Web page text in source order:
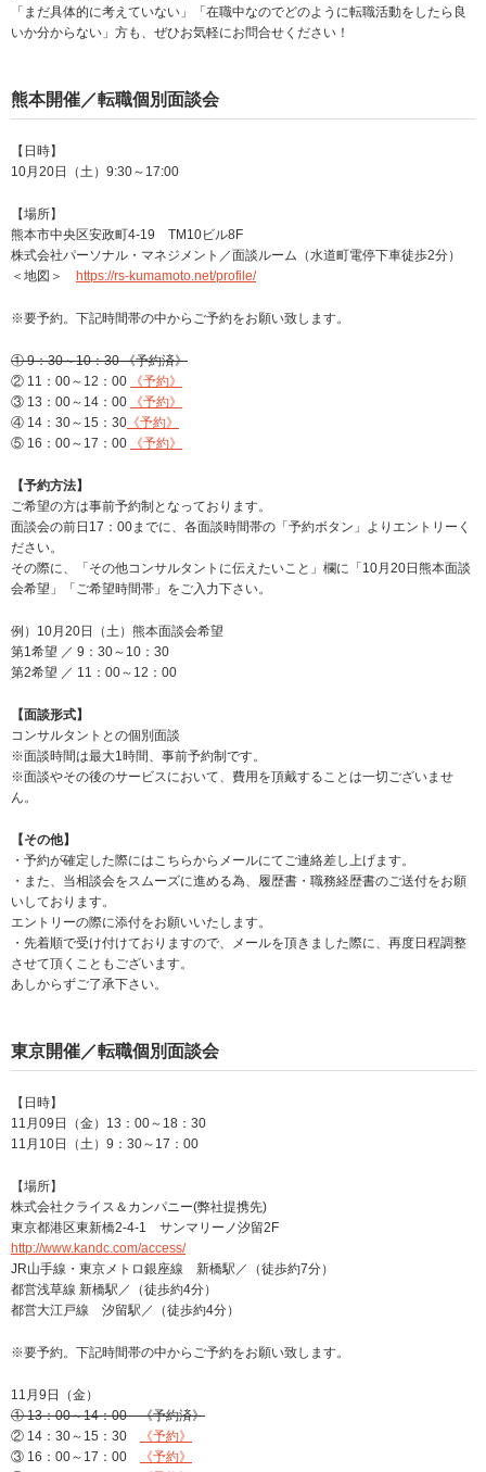
「まだ具体的に考えていない」「在職中なのでどのように転職活動をしたら良
いか分からない」方も、ぜひお気軽にお問合せください！
熊本開催／転職個別面談会
【日時】
10月20日（土）9:30～17:00
【場所】
熊本市中央区安政町4-19 TM10ビル8F
株式会社パーソナル・マネジメント／面談ルーム（水道町電停下車徒歩2分）
＜地図＞
https://rs-kumamoto.net/profile/
※要予約。下記時間帯の中からご予約をお願い致します。
① 9：30～10：30 《予約済》
② 11：00～12：00
《予約》
③ 13：00～14：00
《予約》
④ 14：30～15：30 《予約》
⑤ 16：00～17：00
《予約》
【予約方法】
ご希望の方は事前予約制となっております。
面談会の前日17：00までに、各面談時間帯の「予約ボタン」よりエントリーく
ださい。
その際に、「その他コンサルタントに伝えたいこと」欄に「10月20日熊本面談
会希望」「ご希望時間帯」をご入力下さい。
例）10月20日（土）熊本面談会希望
第1希望 ／ 9：30～10：30
第2希望 ／ 11：00～12：00
【面談形式】
コンサルタントとの個別面談
※面談時間は最大1時間、事前予約制です。
※面談やその後のサービスにおいて、費用を頂戴することは一切ございませ
ん。
【その他】
・予約が確定した際にはこちらからメールにてご連絡差し上げます。
・また、当相談会をスムーズに進める為、履歴書・職務経歴書のご送付をお願
いしております。
エントリーの際に添付をお願いいたします。
・先着順で受け付けておりますので、メールを頂きました際に、再度日程調整
させて頂くこともございます。
あしからずご了承下さい。
東京開催／転職個別面談会
【日時】
11月09日（金）13：00～18：30
11月10日（土）9：30～17：00
【場所】
株式会社クライス＆カンパニー(弊社提携先)
東京都港区東新橋2-4-1 サンマリーノ汐留2F
http://www.kandc.com/access/
JR山手線・東京メトロ銀座線 新橋駅／（徒歩約7分）
都営浅草線 新橋駅／（徒歩約4分）
都営大江戸線 汐留駅／（徒歩約4分）
※要予約。下記時間帯の中からご予約をお願い致します。
11月9日（金）
① 13：00～14：00 《予約済》
② 14：30～15：30
《予約》
③ 16：00～17：00
《予約》